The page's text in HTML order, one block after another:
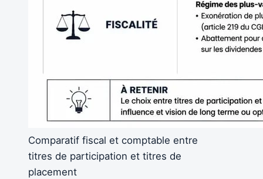
Comparatif fiscal et comptable entre
titres de participation et titres de
placement